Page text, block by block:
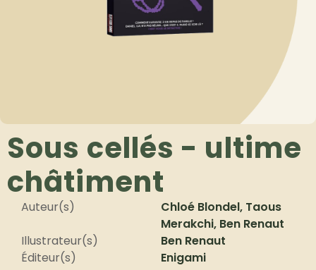
Sous cellés - ultime
châtiment
Auteur(s)
Chloé Blondel, Taous
Merakchi, Ben Renaut
Illustrateur(s)
Ben Renaut
Éditeur(s)
Enigami